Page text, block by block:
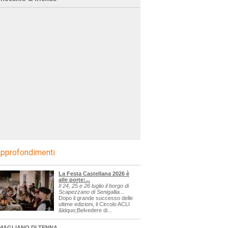
La Festa Castellana 2026 è
alle porte:...
Il 24, 25 e 26 luglio il borgo di
Scapezzano di Senigallia...
Dopo il grande successo delle
ultime edizioni, il Circolo ACLI
&ldquo;Belvedere di...